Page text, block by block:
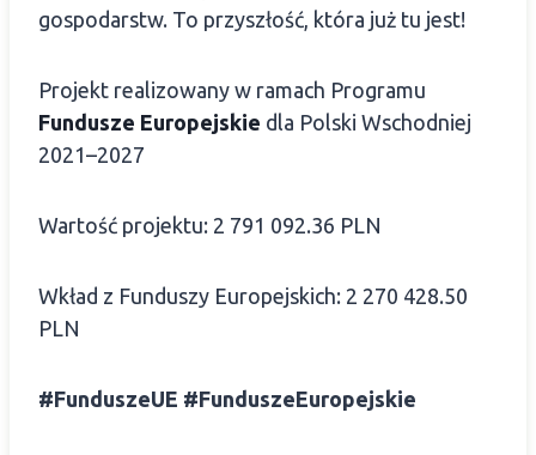
gospodarstw. To przyszłość, która już tu jest!
Projekt realizowany w ramach Programu
Fundusze Europejskie dla Polski Wschodniej
2021–2027
Wartość projektu: 2 791 092.36 PLN
Wkład z Funduszy Europejskich: 2 270 428.50
PLN
#FunduszeUE #FunduszeEuropejskie